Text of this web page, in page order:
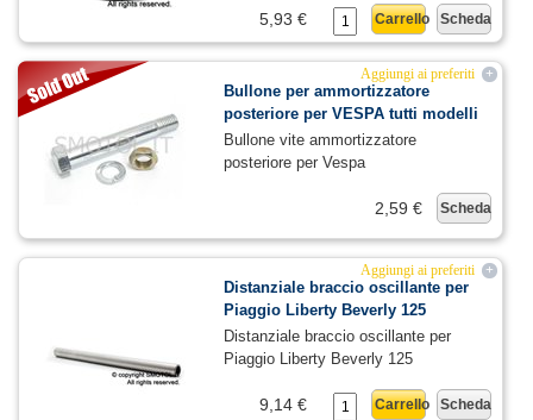
Scheda
Carrello
5,93 €
+
Aggiungi ai preferiti
Bullone per ammortizzatore
posteriore per VESPA tutti modelli
Bullone vite ammortizzatore
posteriore per Vespa
Scheda
2,59 €
+
Aggiungi ai preferiti
Distanziale braccio oscillante per
Piaggio Liberty Beverly 125
Distanziale braccio oscillante per
Piaggio Liberty Beverly 125
Scheda
Carrello
9,14 €